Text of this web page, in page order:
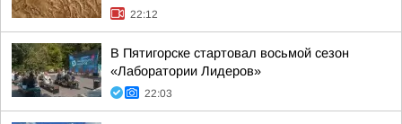
22:12
В Пятигорске стартовал восьмой сезон
«Лаборатории Лидеров»
22:03